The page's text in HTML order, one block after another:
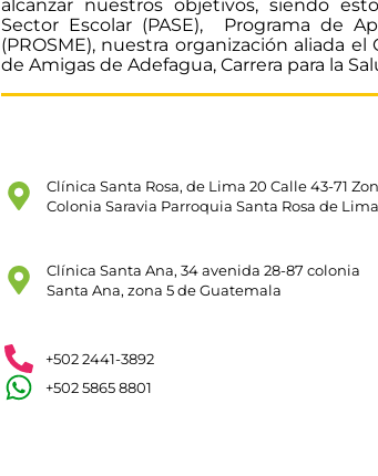
alcanzar nuestros objetivos, siendo
Sector Escolar (PASE), Programa de
(PROSME), nuestra organización aliada
de Amigas de Adefagua, Carrera para la
Clínica Santa Rosa, de Lima 20 Calle 43-71
Colonia Saravia Parroquia Santa Rosa de Lima
Clínica Santa Ana, 34 avenida 28-87 colonia
Santa Ana, zona 5 de Guatemala
+502 2441-3892
+502 5865 8801